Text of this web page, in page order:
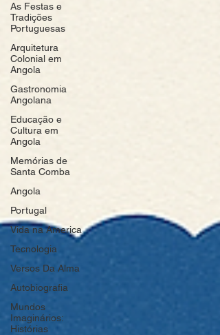
As Festas e
Tradições
Portuguesas
Arquitetura
Colonial em
Angola
Gastronomia
Angolana
Educação e
Cultura em
Angola
Memórias de
Santa Comba
Angola
Portugal
Vida na America
Tecnologia
Versos Da Alma
Autobiografia
Mundos
Imaginários:
Histórias